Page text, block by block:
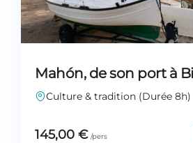
Mahón, de son port à
Culture & tradition (Durée 8h)
145,00 €